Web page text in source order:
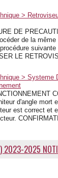
>
DE
de la
LE
> Systeme
d'angle mort
est correct et
2023-2025